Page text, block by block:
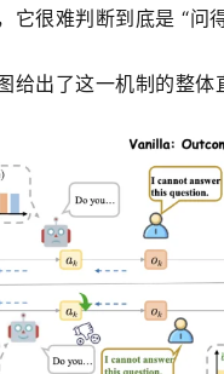
它很难判断到底是 “问
给出了这一机制的整体